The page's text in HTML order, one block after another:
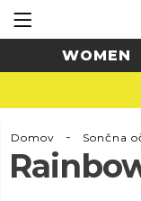
WOMEN
Domov - Sončna